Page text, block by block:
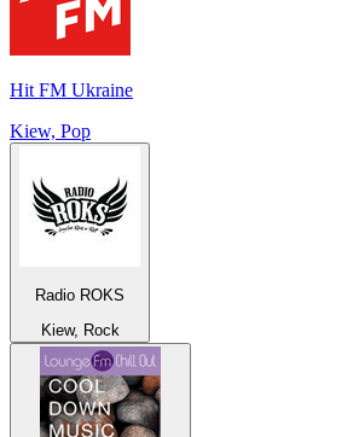
Hit FM Ukraine
Kiew, Pop
Radio ROKS
Kiew, Rock